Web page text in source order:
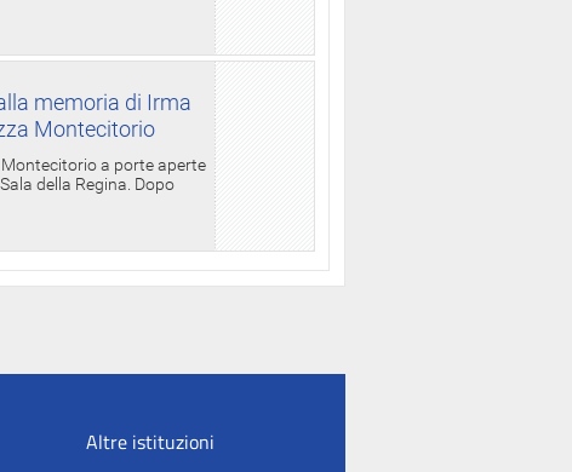
memoria di Irma
Montecitorio
a porte aperte
della Regina. Dopo
Altre istituzioni